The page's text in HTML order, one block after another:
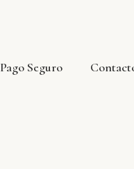
Pago Seguro